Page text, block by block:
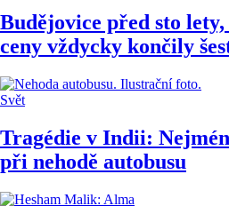
Budějovice před sto
ceny vždycky končily
Svět
Tragédie v Indii:
při nehodě autobusu